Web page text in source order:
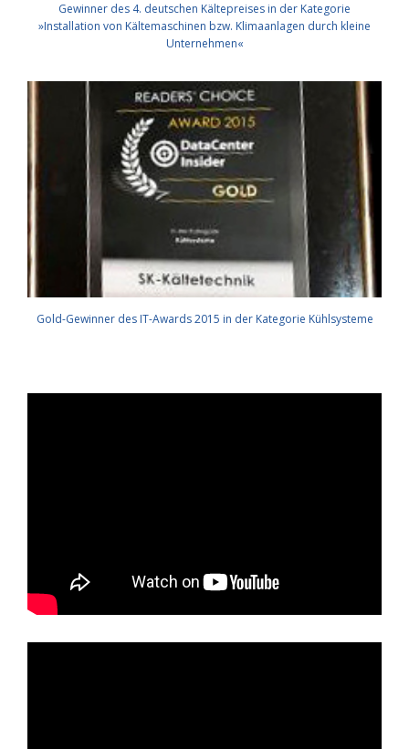
Gewinner des 4. deutschen Kältepreises in der Kategorie
»Installation von Kältemaschinen bzw. Klimaanlagen durch kleine
Unternehmen«
Gold-Gewinner des IT-Awards 2015 in der Kategorie Kühlsysteme